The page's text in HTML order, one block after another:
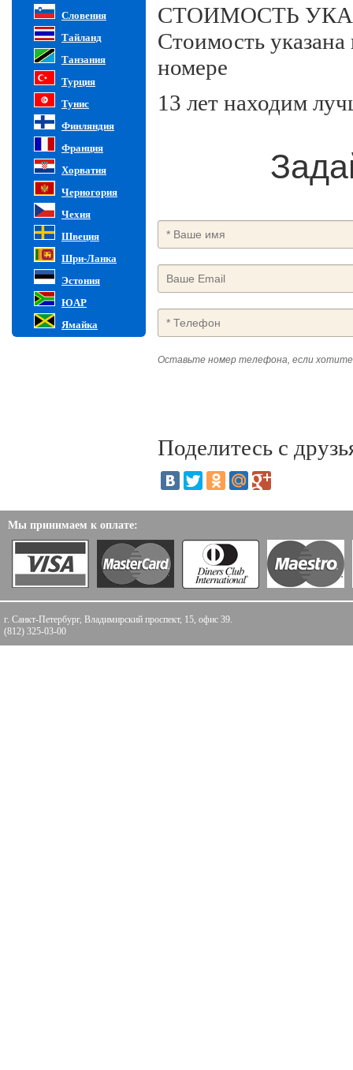
Словения
Тайланд
Танзания
Турция
Тунис
Финляндия
Франция
Хорватия
Черногория
Чехия
Швеция
Шри-Ланка
Эстония
ЮАР
Ямайка
СТОИМОСТЬ
Стоимость
номере
13 лет находим
Оставьте номер телефона, если
Поделитесь с
Мы принимаем к оплате:
г. Санкт-Петербург, Владимирский проспект, 15, офис 39.
(812) 325-03-00